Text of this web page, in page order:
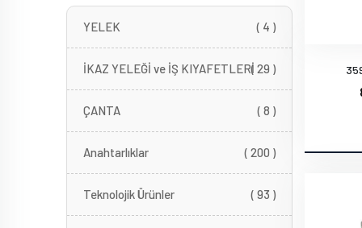
YELEK ( 4 )
İKAZ YELEĞİ ve İŞ KIYAFETLERİ( 29 )
ÇANTA ( 8 )
Anahtarlıklar ( 200 )
Teknolojik Ürünler ( 93 )